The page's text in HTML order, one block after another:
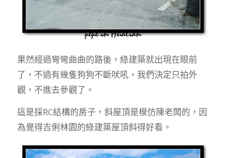
果然經過彎彎曲曲的路後，綠建築就出現在眼前
了，不過有幾隻狗狗不斷吠吼，我們決定只拍外
觀，不進去參觀了。
這是採RC結構的房子，斜屋頂是模仿陳老闆的，因
為覺得吉俐林園的綠建築屋頂斜得好看。